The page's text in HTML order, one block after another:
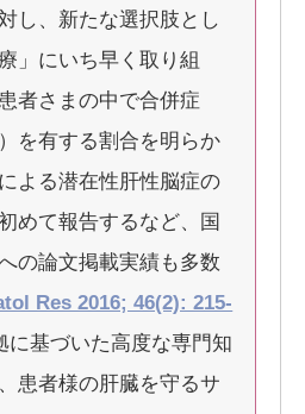
し、新たな選択肢とし
」にいち早く取り組
者さまの中で合併症
を有する割合を明らか
よる潜在性肝性脳症の
めて報告するなど、国
の論文掲載実績も多数
Res 2016; 46(2): 215-
に基づいた高度な専門知
患者様の肝臓を守るサ